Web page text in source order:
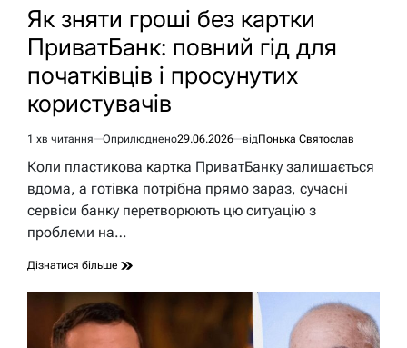
Як зняти гроші без картки
ПриватБанк: повний гід для
початківців і просунутих
користувачів
Орієнтовний
час
1 хв читання Оприлюднено29.06.2026 відПонька Святослав
Коли пластикова картка ПриватБанку залишається
вдома, а готівка потрібна прямо зараз, сучасні
сервіси банку перетворюють цю ситуацію з
проблеми на…
Дізнатися більше